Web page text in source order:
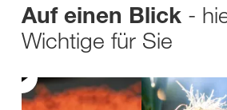
Auf einen Blick -
Wichtige für Sie